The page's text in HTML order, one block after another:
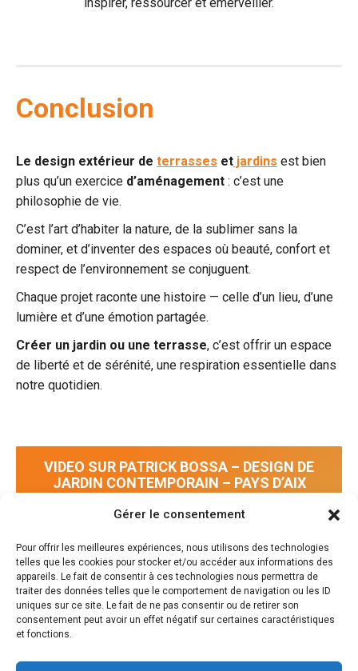
Gérer le consentement
Pour offrir les meilleures expériences, nous utilisons des technologies
telles que les cookies pour stocker et/ou accéder aux informations des
appareils. Le fait de consentir à ces technologies nous permettra de
traiter des données telles que le comportement de navigation ou les ID
uniques sur ce site. Le fait de ne pas consentir ou de retirer son
consentement peut avoir un effet négatif sur certaines caractéristiques
et fonctions.
Conclusion
Le design extérieur de terrasses et jardins est bien
plus qu’un exercice d’aménagement : c’est une
philosophie de vie.
C’est l’art d’habiter la nature, de la sublimer sans la
dominer, et d’inventer des espaces où beauté, confort et
respect de l’environnement se conjuguent.
Chaque projet raconte une histoire — celle d’un lieu, d’une
lumière et d’une émotion partagée.
Créer un jardin ou une terrasse, c’est offrir un espace
de liberté et de sérénité, une respiration essentielle dans
notre quotidien.
VIDEO SUR PATRICK BOSSA – DESIGN DE
JARDIN CONTEMPORAIN – PAYS D’AIX